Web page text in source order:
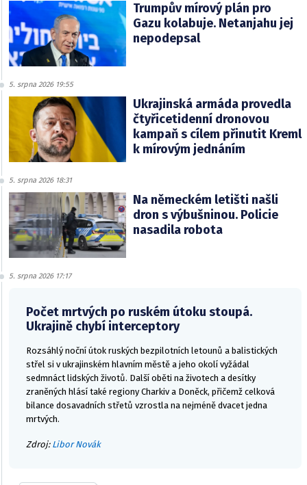
Trumpův mírový plán pro
Gazu kolabuje. Netanjahu jej
nepodepsal
5. srpna 2026 19:55
Ukrajinská armáda provedla
čtyřicetidenní dronovou
kampaň s cílem přinutit Kreml
k mírovým jednáním
5. srpna 2026 18:31
Na německém letišti našli
dron s výbušninou. Policie
nasadila robota
5. srpna 2026 17:17
Počet mrtvých po ruském útoku stoupá.
Ukrajině chybí interceptory
Rozsáhlý noční útok ruských bezpilotních letounů a balistických
střel si v ukrajinském hlavním městě a jeho okolí vyžádal
sedmnáct lidských životů. Další oběti na životech a desítky
zraněných hlásí také regiony Charkiv a Doněck, přičemž celková
bilance dosavadních střetů vzrostla na nejméně dvacet jedna
mrtvých.
Zdroj: Libor Novák